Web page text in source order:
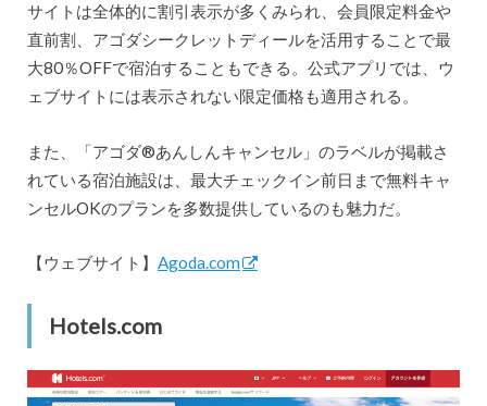
サイトは全体的に割引表示が多くみられ、会員限定料金や
直前割、アゴダシークレットディールを活用することで最
大80％OFFで宿泊することもできる。公式アプリでは、ウ
ェブサイトには表示されない限定価格も適用される。
また、「アゴダ®あんしんキャンセル」のラベルが掲載さ
れている宿泊施設は、最大チェックイン前日まで無料キャ
ンセルOKのプランを多数提供しているのも魅力だ。
【ウェブサイト】 Agoda.com
Hotels.com